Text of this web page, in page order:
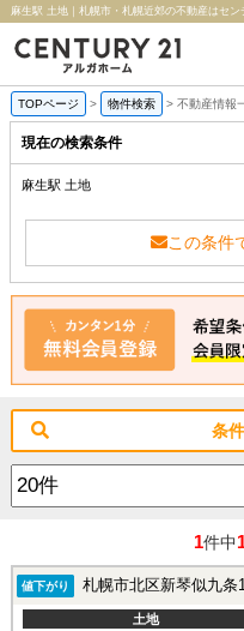
麻生駅 土地｜札幌市・札幌近郊の不動産はセン
TOPページ > 物件検索 > 不動産情報
現在の検索条件
麻生駅 土地
この条件
条
1件中
値下がり 札幌市北区新琴似九条
土地